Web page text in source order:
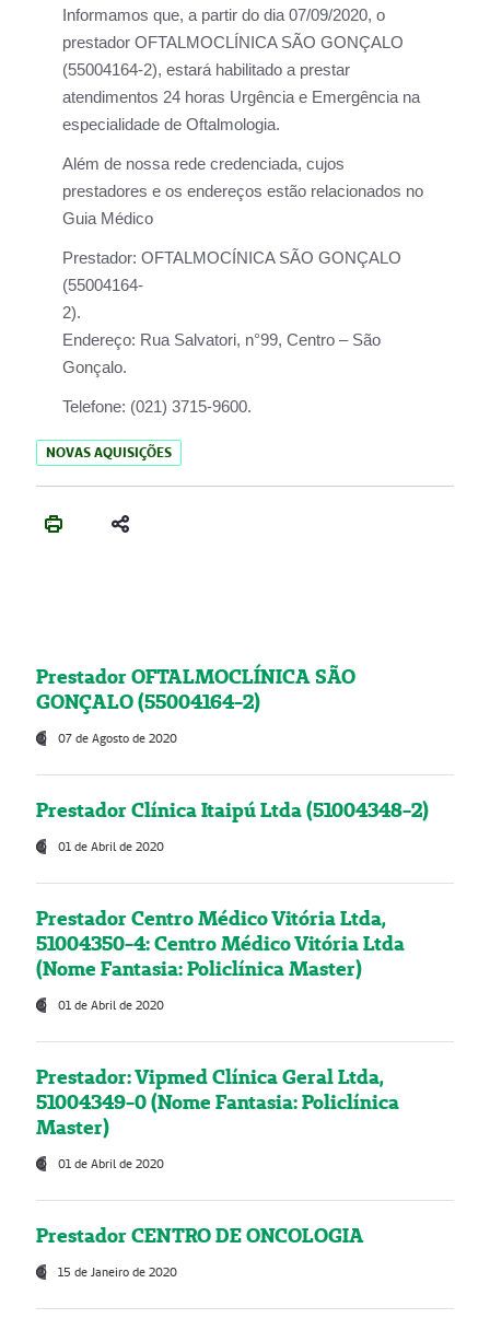
Informamos que, a partir do dia 07/09/2020, o
prestador OFTALMOCLÍNICA SÃO GONÇALO
(55004164-2), estará habilitado a prestar
atendimentos 24 horas Urgência e Emergência na
especialidade de Oftalmologia.
Além de nossa rede credenciada, cujos
prestadores e os endereços estão relacionados no
Guia Médico
Prestador: OFTALMOCÍNICA SÃO GONÇALO
(55004164-
2).
Endereço: Rua Salvatori, n°99, Centro – São
Gonçalo.
Telefone: (021) 3715-9600.
NOVAS AQUISIÇÕES
Prestador OFTALMOCLÍNICA SÃO
GONÇALO (55004164-2)
07 de Agosto de 2020
Prestador Clínica Itaipú Ltda (51004348-2)
01 de Abril de 2020
Prestador Centro Médico Vitória Ltda,
51004350-4: Centro Médico Vitória Ltda
(Nome Fantasia: Policlínica Master)
01 de Abril de 2020
Prestador: Vipmed Clínica Geral Ltda,
51004349-0 (Nome Fantasia: Policlínica
Master)
01 de Abril de 2020
Prestador CENTRO DE ONCOLOGIA
15 de Janeiro de 2020